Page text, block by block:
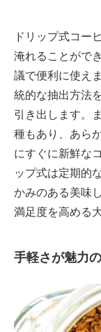
ドリップ式コー
淹れることがで
議で便利に使え
統的な抽出方法
引き出します。
種もあり、あら
にすぐに新鮮な
ップ式は定期的
かみのある美味
満足度を高める
手軽さが魅力